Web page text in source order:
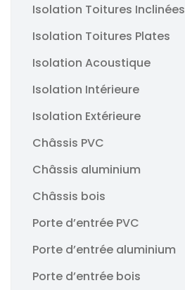
Isolation Toitures Inclinées
Isolation Toitures Plates
Isolation Acoustique
Isolation Intérieure
Isolation Extérieure
Châssis PVC
Châssis aluminium
Châssis bois
Porte d’entrée PVC
Porte d’entrée aluminium
Porte d’entrée bois